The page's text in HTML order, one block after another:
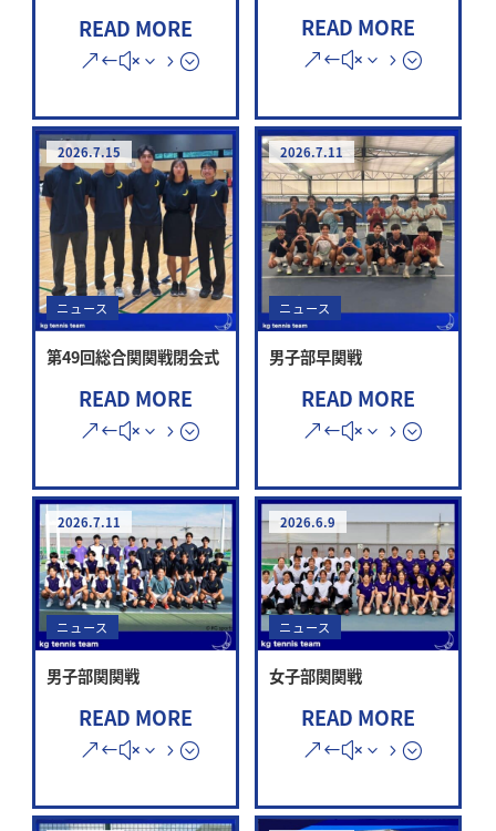
READ MORE READ MORE
2026.7.15
ニュース
第49回総合関関戦閉会式
READ MORE
2026.7.11
ニュース
男子部早関戦
READ MORE
2026.7.11
ニュース
男子部関関戦
READ MORE
2026.6.9
ニュース
女子部関関戦
READ MORE